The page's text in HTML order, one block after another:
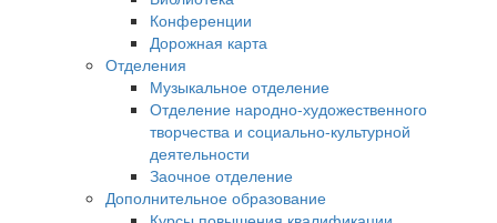
Конференции
Дорожная карта
Отделения
Музыкальное отделение
Отделение народно-художественного
творчества и социально-культурной
деятельности
Заочное отделение
Дополнительное образование